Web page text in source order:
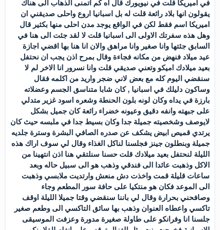
في اميريكا قلت في نيويورك قال اه كم اتمنى الذهاب الى هناك
يقولون انها بلاد رائعة قلت له بل اسبانيا اروع واحلى صديقني ان
اميريكا اسم فقط لكن في الواقع يوجد مدن احلى منها بكثير قال
وهل هذه سفرتك الاولى الى اسبانيا قلت لا لقد جئت الى هنا في
السابق جئتها وانا صغير وانا مراهق والان انا هنا بها اقضي اجازة
عيد ميلاد فنهض من مكانه فجاءة وقال بمرح اذن يجب ان نحتفل
بعيد ميلادك اميكو وتعني صديقي قلت وانا نسرور انا الاخر لم لا
سنقضي اليوم كله مع بعض لاني ضجر واريد من اكلمه فقال
وساكون دليلك في اسبانيا , كان شابا متناسق الجسم وعضلاته
بارزة في يداه وكان لونه بلون الحنطة وشعره اسود غزير متدلي
على جبهته وانفه دقيق وعيونه خضراء رائعة كان جميل بشكل
لايوصف وشخصيته جميلة جدا وكان بسيط جدا في ملبسه حيث كان
يرتدي قميص ابيض يشكف عن صدره الصافي البشرة وسترة جلديه
جميلة وبنطلون جينز فجلسنا لناكل الغذاء وقال لي سوف اراك هذه
الليلة لنحتفل بعيد ميلادك قلت حسنا سنلتقي هنا اذن انتهينا من
الاكل وذهبت عائدا الى فندقي وذهب هو الى سبيل حاله وبعد
ساعات قليلة قمت واخذت دش منعش وارتديت ملابسي وذهبت
الى الموعد فكان هو منتكيا على حافة سور المطعم وجاء
وصافحني بحرارة وقال لي باننا سنقضي وقتا جميلا الليلة اوقف
تاكسي واعطاه العنوان وذهب بها سائق التاكسي الى وطعم صغير
جلسنا انا وفرانكو على طاولة صغيرة مدورة وعزفت الموسيقى